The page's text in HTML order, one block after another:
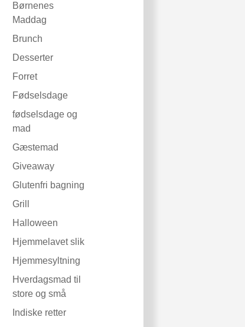
Børnenes
Maddag
Brunch
Desserter
Forret
Fødselsdage
fødselsdage og
mad
Gæstemad
Giveaway
Glutenfri bagning
Grill
Halloween
Hjemmelavet slik
Hjemmesyltning
Hverdagsmad til
store og små
Indiske retter